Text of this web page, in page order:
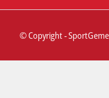
© Copyright -